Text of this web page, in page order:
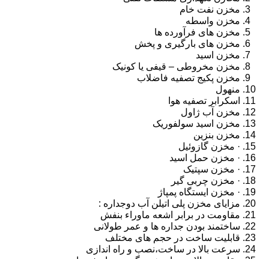
مخزن نفت خام
مخزن واسطه
مخزن های فرآورده ها
مخزن های بارگیری و پخش
مخزن اسید
مخزن مخروطی – قیفی یا کونیک
مخزن پکیج تصفیه فاضلاب
منهول
اسکرابر تصفیه هوا
مخزن آب ژاول
مخزن اسید سولفوریک
مخزن بنزین
· مخزن گازوئیل
· مخزن حمل اسید
· مخزن سپتیک
· مخزن چربی گیر
· مخزن ایستگاه پمپاژ
مزایای مخزن پلی اتیلن آب دوجداره :
مقاومت در برابر اشعه ماوراء بنفش
ساختمند بودن جداره ها و عمر طولانی
قابلیت ساخت در حجم های مختلف
سرعت بالا در ساخت،نصب و راه اندازی